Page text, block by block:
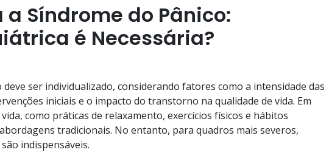
Síndrome do Pânico:
é Necessária?
ser individualizado, considerando fatores como a intensidade das
iniciais e o impacto do transtorno na qualidade de vida. Em
como práticas de relaxamento, exercícios físicos e hábitos
tradicionais. No entanto, para quadros mais severos,
indispensáveis.